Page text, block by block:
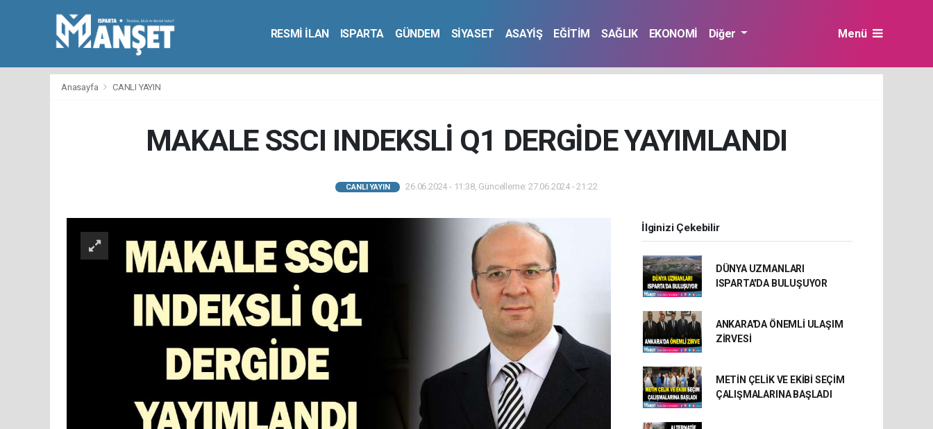
RESMİ İLAN ISPARTA GÜNDEM SİYASET ASAYİŞ EĞİTİM SAĞLIK EKONOMİ Diğer Menü
Anasayfa CANLI YAYIN
MAKALE SSCI INDEKSLİ Q1 DERGİDE YAYIMLANDI
CANLI YAYIN 26.06.2024 - 11:38, Güncelleme: 27.06.2024 - 21:22
İlginizi Çekebilir
DÜNYA UZMANLARI
ISPARTA'DA BULUŞUYOR
ANKARA'DA ÖNEMLİ ULAŞIM
ZİRVESİ
METİN ÇELİK VE EKİBİ SEÇİM
ÇALIŞMALARINA BAŞLADI